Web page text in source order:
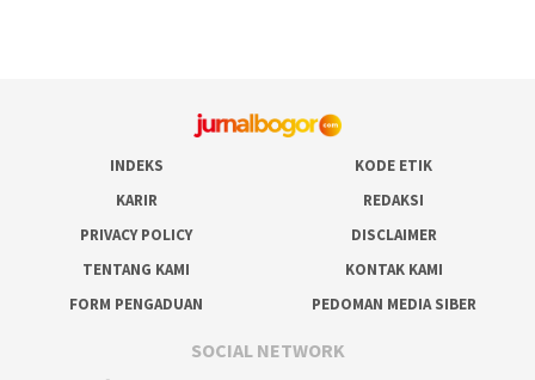
INDEKS
KODE ETIK
KARIR
REDAKSI
PRIVACY POLICY
DISCLAIMER
TENTANG KAMI
KONTAK KAMI
FORM PENGADUAN
PEDOMAN MEDIA SIBER
SOCIAL NETWORK